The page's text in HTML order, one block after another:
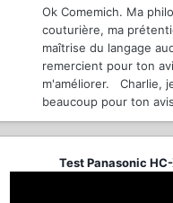
Ok Comemich. Ma
couturière, ma
maîtrise du langage
remercient pour ton
m'améliorer. Charlie,
beaucoup pour ton
Test Panasonic